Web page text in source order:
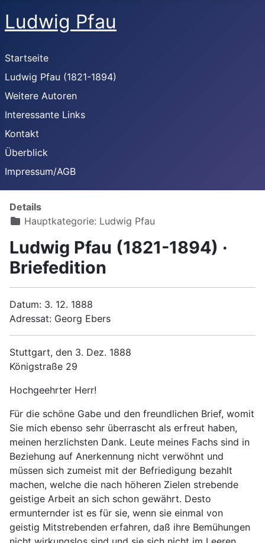
Ludwig Pfau
Startseite
Ludwig Pfau (1821-1894)
Weitere Autoren
Interessante Links
Kontakt
Überblick
Impressum/AGB
Details
Hauptkategorie: Ludwig Pfau
Ludwig Pfau (1821-1894) ·
Briefedition
Datum: 3. 12. 1888
Adressat: Georg Ebers
Stuttgart, den 3. Dez. 1888
Königstraße 29
Hochgeehrter Herr!
Für die schöne Gabe und den freundlichen Brief, womit
Sie mich ebenso sehr überrascht als erfreut haben,
meinen herzlichsten Dank. Leute meines Fachs sind in
Beziehung auf Anerkennung nicht verwöhnt und
müssen sich zumeist mit der Befriedigung bezahlt
machen, welche die nach höheren Zielen strebende
geistige Arbeit an sich schon gewährt. Desto
ermunternder ist es für sie, wenn sie einmal von
geistig Mitstrebenden erfahren, daß ihre Bemühungen